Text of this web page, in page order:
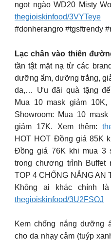
ngọt ngào WD20 Misty
thegioiskinfood/3VYTeye
#donherangro #tgsftrendy
Lạc chân vào thiên
tần tật mặt nạ từ các
dưỡng ẩm, dưỡng trắng,
da,… Ưu đãi quà tặng
Mua 10 mask giảm
Showroom: Mua 10
giảm 17K. Xem thêm:
HOT HOT Đồng giá 85K
Đồng giá 76K khi mua 3
trong chương trình Buffet
TOP 4 CHỐNG NẮNG AN
Không ai khác chính
thegioiskinfood/3U2FSOJ
Kem chống nắng dưỡng
cho da nhạy cảm (tuýp